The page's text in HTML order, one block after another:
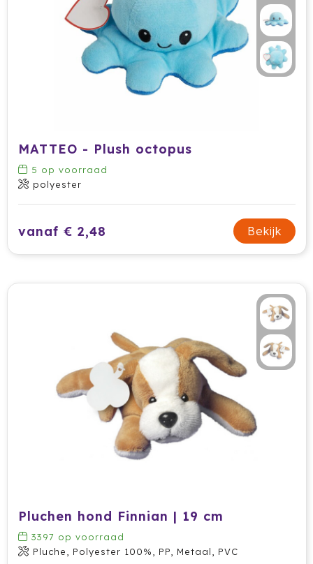
MATTEO - Plush octopus
5 op voorraad
polyester
vanaf € 2,48 Bekijk
Pluchen hond Finnian | 19 cm
3397 op voorraad
Pluche, Polyester 100%, PP, Metaal, PVC